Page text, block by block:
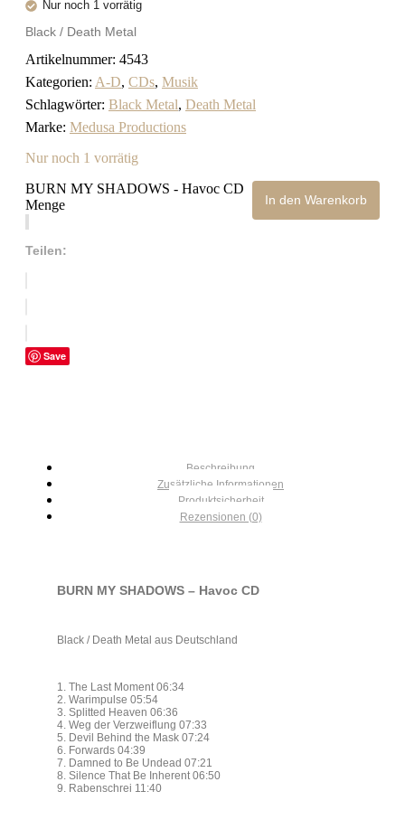
Nur noch 1 vorrätig
Black / Death Metal
Artikelnummer: 4543
Kategorien: A-D, CDs, Musik
Schlagwörter: Black Metal, Death Metal
Marke: Medusa Productions
Nur noch 1 vorrätig
BURN MY SHADOWS - Havoc CD
Menge
In den Warenkorb
Teilen:
Save
Beschreibung
Zusätzliche Informationen
Produktsicherheit
Rezensionen (0)
BURN MY SHADOWS – Havoc CD
Black / Death Metal aus Deutschland
1. The Last Moment 06:34
2. Warimpulse 05:54
3. Splitted Heaven 06:36
4. Weg der Verzweiflung 07:33
5. Devil Behind the Mask 07:24
6. Forwards 04:39
7. Damned to Be Undead 07:21
8. Silence That Be Inherent 06:50
9. Rabenschrei 11:40